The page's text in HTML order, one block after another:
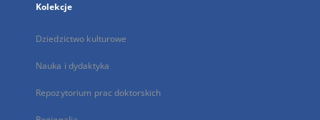
Kolekcje
Dziedzictwo kulturowe
Nauka i dydaktyka
Repozytorium prac doktorskich